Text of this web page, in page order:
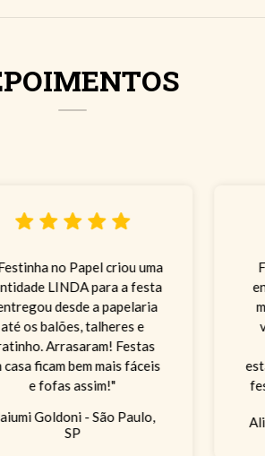
no Papel criou uma
LINDA para a festa
desde a papelaria
até os balões, talheres e
Arrasaram! Festas
casa ficam bem mais fáceis
e fofas assim!"
Goldoni - São Paulo,
SP